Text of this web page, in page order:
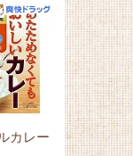
カレー